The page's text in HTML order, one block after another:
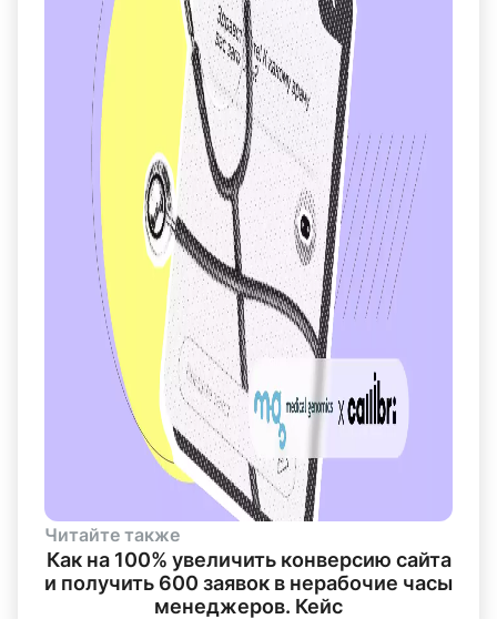
Читайте также
Как на 100% увеличить конверсию сайта
и получить 600 заявок в нерабочие часы
менеджеров. Кейс